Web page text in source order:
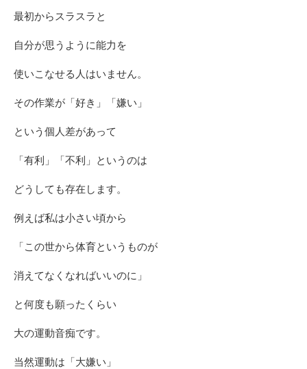
最初からスラスラと
自分が思うように能力を
使いこなせる人はいません。
その作業が「好き」「嫌い」
という個人差があって
「有利」「不利」というのは
どうしても存在します。
例えば私は小さい頃から
「この世から体育というものが
消えてなくなればいいのに」
と何度も願ったくらい
大の運動音痴です。
当然運動は「大嫌い」